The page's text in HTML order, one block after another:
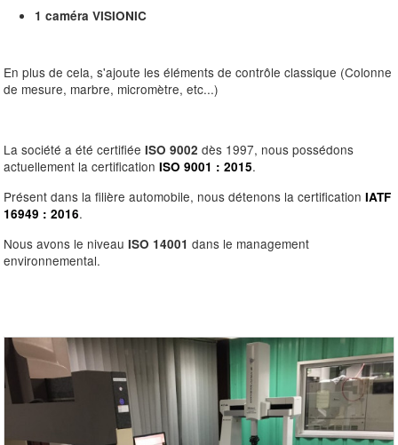
1 caméra VISIONIC
En plus de cela, s'ajoute les éléments de contrôle classique (Colonne
de mesure, marbre, micromètre, etc...)
La société a été certifiéeISO 9002 dès 1997, nous possédons
actuellement la certificationISO 9001 : 2015.
Présent dans la filière automobile, nous détenons la certificationIATF
16949 : 2016.
Nous avons le niveauISO 14001 dans le management
environnemental.